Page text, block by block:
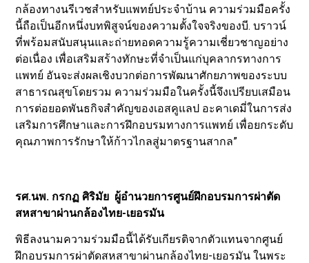
กล้องทางนรีเวชสำหรับแพทย์ประจำบ้าน ความร่วมมือครั้ง
นี้ถือเป็นอีกหนึ่งบทพิสูจน์ของความตั้งใจจริงของบี. บราวน์
ที่พร้อมสนับสนุนและถ่ายทอดความรู้ความเชี่ยวชาญอย่าง
ต่อเนื่อง เพื่อเสริมสร้างทักษะที่จำเป็นแก่บุคลากรทางการ
แพทย์ อันจะส่งผลเชิงบวกต่อการพัฒนาศักยภาพของระบบ
สาธารณสุขโดยรวม ความร่วมมือในครั้งนี้จึงเปรียบเสมือน
การต่อยอดพันธกิจสำคัญของเอสคูแลป อะคาเดมี่ในการส่ง
เสริมการศึกษาและการฝึกอบรมทางการแพทย์ เพื่อยกระดับ
คุณภาพการรักษาให้ก้าวไกลสู่มาตรฐานสากล”
รศ.นพ. กรกฏ ศิริมัย ผู้อำนวยการศูนย์ฝึกอบรมการผ่าตัด
สหสาขาผ่านกล้องไทย-เยอรมัน
พิธีลงนามความร่วมมือนี้ได้รับเกียรติจากตัวแทนจากศูนย์
ฝึกอบรมการผ่าตัดสหสาขาผ่านกล้องไทย-เยอรมัน ในพระ